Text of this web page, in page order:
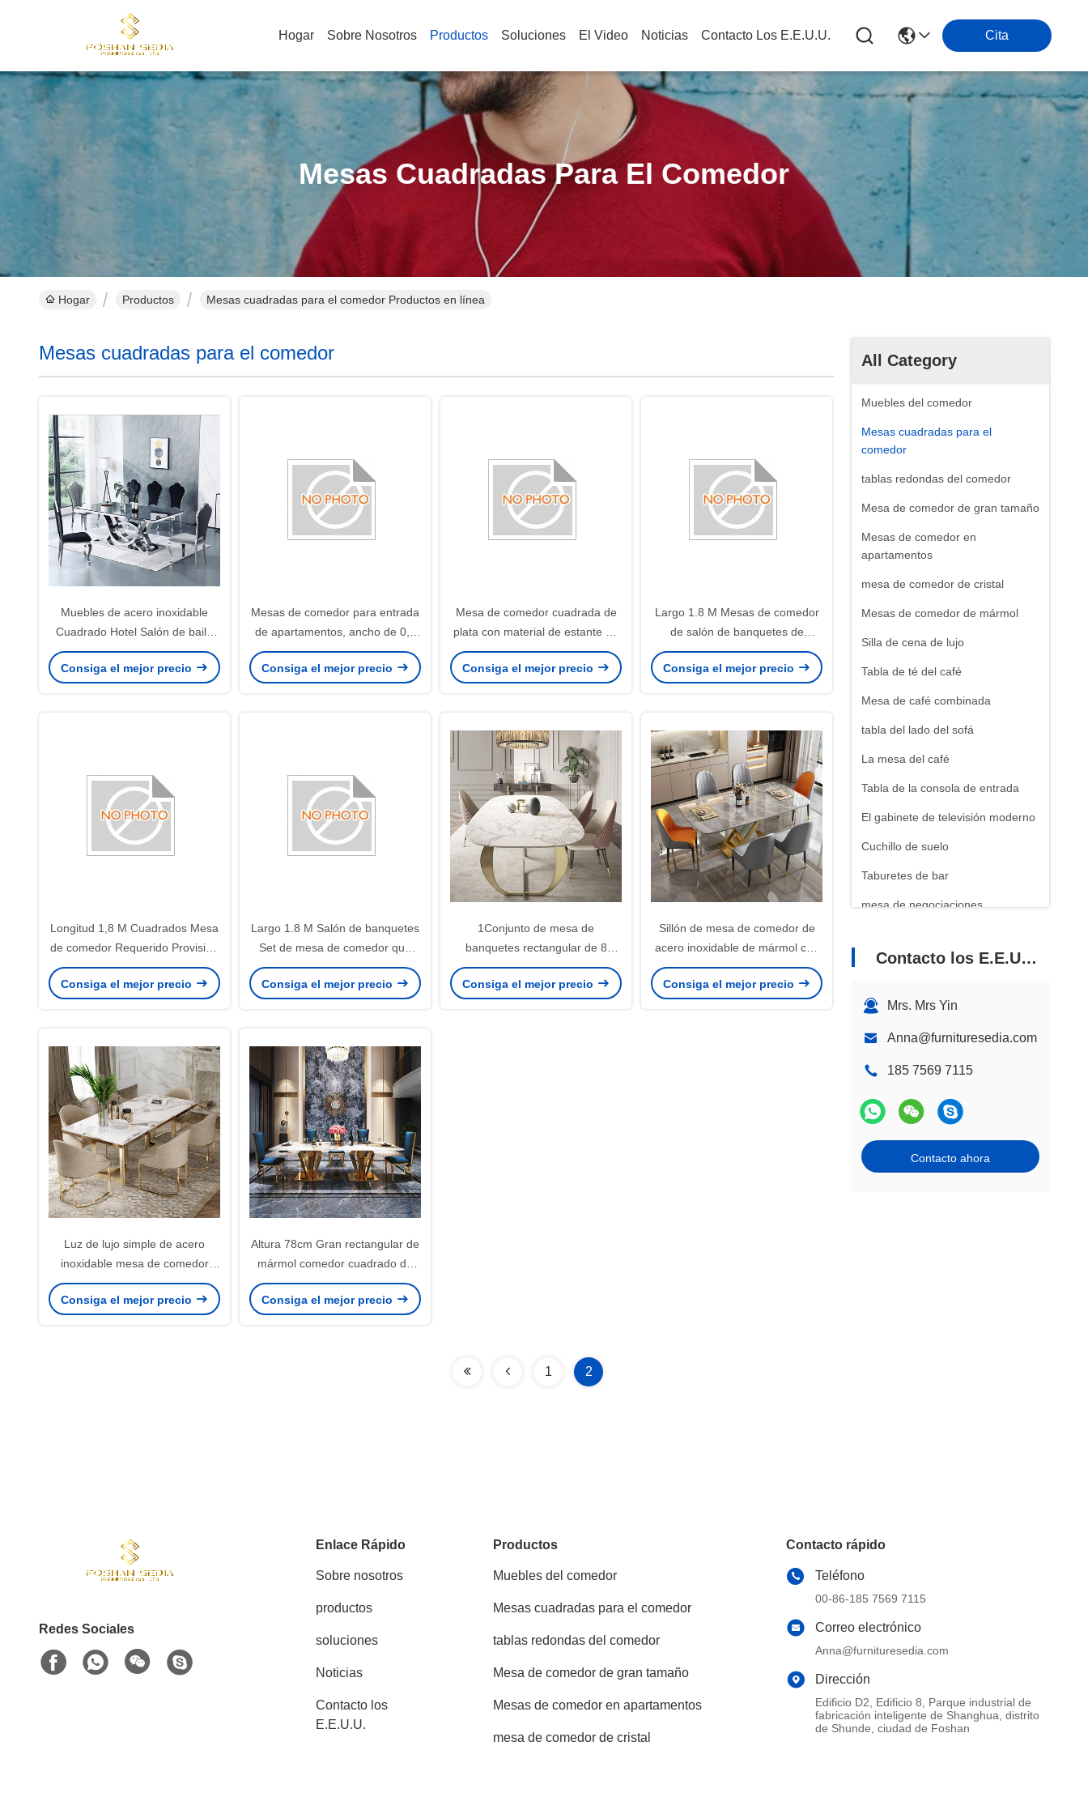
Hogar Sobre Nosotros Productos Soluciones El Video Noticias Contacto Los E.e.u.u. Cita
Mesas Cuadradas Para El Comedor
Hogar Productos Mesas cuadradas para el comedor Productos en línea
All Category
Muebles del comedor
Mesas cuadradas para el
comedor
tablas redondas del comedor
Mesa de comedor de gran tamaño
Mesas de comedor en
apartamentos
mesa de comedor de cristal
Mesas de comedor de mármol
Silla de cena de lujo
Tabla de té del café
Mesa de café combinada
tabla del lado del sofá
La mesa del café
Tabla de la consola de entrada
El gabinete de televisión moderno
Cuchillo de suelo
Taburetes de bar
mesa de negociaciones
inoxidable
Contacto los E.E.U.U.
Mrs. Mrs Yin
Anna@furnituresedia.com
185 7569 7115
Contacto ahora
Mesas cuadradas para el comedor
Muebles de acero inoxidable
Cuadrado Hotel Salón de baile
Mesa de comedor SEDIA
Consiga el mejor precio
Mesas de comedor para entrada
de apartamentos, ancho de 0,9
m, superficies fáciles de limpiar,
adecuadas para restaurantes
Consiga el mejor precio
Mesa de comedor cuadrada de
plata con material de estante de
acero inoxidable plegable No
perfecto para restaurantes y
Consiga el mejor precio
Largo 1.8 M Mesas de comedor
de salón de banquetes de
colores de oro y plata
personalizados que ofrecen
Consiga el mejor precio
Longitud 1,8 M Cuadrados Mesa
de comedor Requerido Provisión
de opciones duraderas y fáciles
de ensamblar para espacios de
Consiga el mejor precio
Largo 1.8 M Salón de banquetes
Set de mesa de comedor que
ofrece opciones personalizadas
de oro plata perfecto para
Consiga el mejor precio
1Conjunto de mesa de
banquetes rectangular de 8
metros para banquetes
Consiga el mejor precio
Sillón de mesa de comedor de
acero inoxidable de mármol con
asiento de terciopelo / PU
Consiga el mejor precio
Luz de lujo simple de acero
inoxidable mesa de comedor
cuadrada de mármol
Consiga el mejor precio
Altura 78cm Gran rectangular de
mármol comedor cuadrado de
mesa de mármol
Consiga el mejor precio
1 2
Redes Sociales
Enlace Rápido
Sobre nosotros
productos
soluciones
Noticias
Contacto los
E.E.U.U.
Productos
Muebles del comedor
Mesas cuadradas para el comedor
tablas redondas del comedor
Mesa de comedor de gran tamaño
Mesas de comedor en apartamentos
mesa de comedor de cristal
Contacto rápido
Teléfono
00-86-185 7569 7115
Correo electrónico
Anna@furnituresedia.com
Dirección
Edificio D2, Edificio 8, Parque industrial de
fabricación inteligente de Shanghua, distrito
de Shunde, ciudad de Foshan